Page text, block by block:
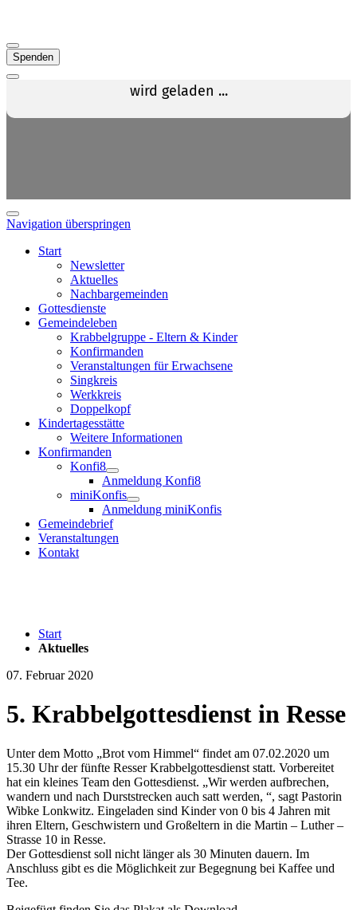
Spenden
Navigation überspringen
Start
Newsletter
Aktuelles
Nachbargemeinden
Gottesdienste
Gemeindeleben
Krabbelgruppe - Eltern & Kinder
Konfirmanden
Veranstaltungen für Erwachsene
Singkreis
Werkkreis
Doppelkopf
Kindertagesstätte
Weitere Informationen
Konfirmanden
Konfi8
Anmeldung Konfi8
miniKonfis
Anmeldung miniKonfis
Gemeindebrief
Veranstaltungen
Kontakt
Start
Aktuelles
07. Februar 2020
5. Krabbelgottesdienst in Resse
Unter dem Motto „Brot vom Himmel“ findet am 07.02.2020 um
15.30 Uhr der fünfte Resser Krabbelgottesdienst statt. Vorbereitet
hat ein kleines Team den Gottesdienst. „Wir werden aufbrechen,
wandern und nach Durststrecken auch satt werden, “, sagt Pastorin
Wibke Lonkwitz. Eingeladen sind Kinder von 0 bis 4 Jahren mit
ihren Eltern, Geschwistern und Großeltern in die Martin – Luther –
Strasse 10 in Resse.
Der Gottesdienst soll nicht länger als 30 Minuten dauern. Im
Anschluss gibt es die Möglichkeit zur Begegnung bei Kaffee und
Tee.